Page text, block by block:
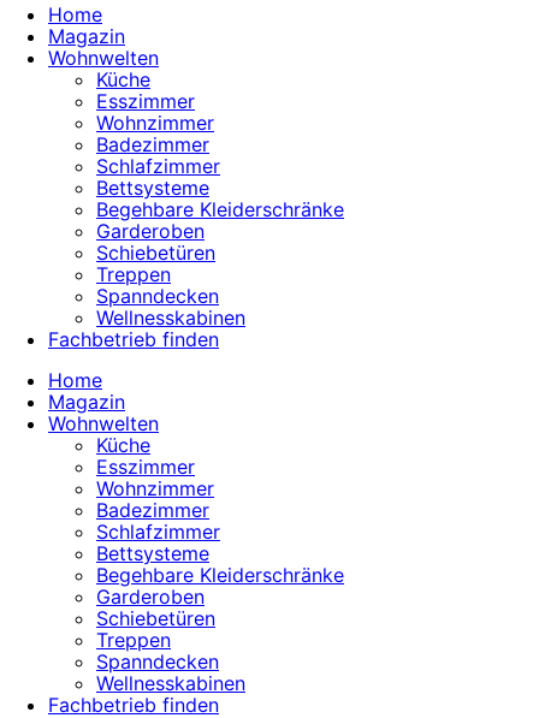
Home
Magazin
Wohnwelten
Küche
Esszimmer
Wohnzimmer
Badezimmer
Schlafzimmer
Bettsysteme
Begehbare Kleiderschränke
Garderoben
Schiebetüren
Treppen
Spanndecken
Wellnesskabinen
Fachbetrieb finden
Home
Magazin
Wohnwelten
Küche
Esszimmer
Wohnzimmer
Badezimmer
Schlafzimmer
Bettsysteme
Begehbare Kleiderschränke
Garderoben
Schiebetüren
Treppen
Spanndecken
Wellnesskabinen
Fachbetrieb finden